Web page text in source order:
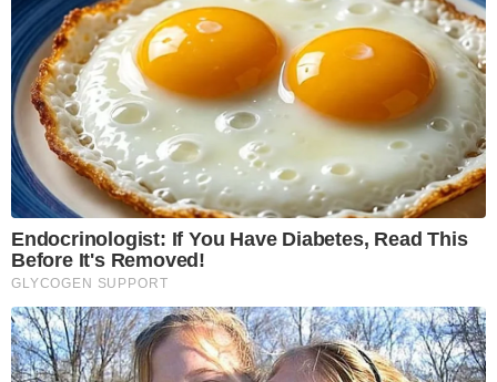
Endocrinologist: If You Have Diabetes, Read This
Before It's Removed!
GLYCOGEN SUPPORT